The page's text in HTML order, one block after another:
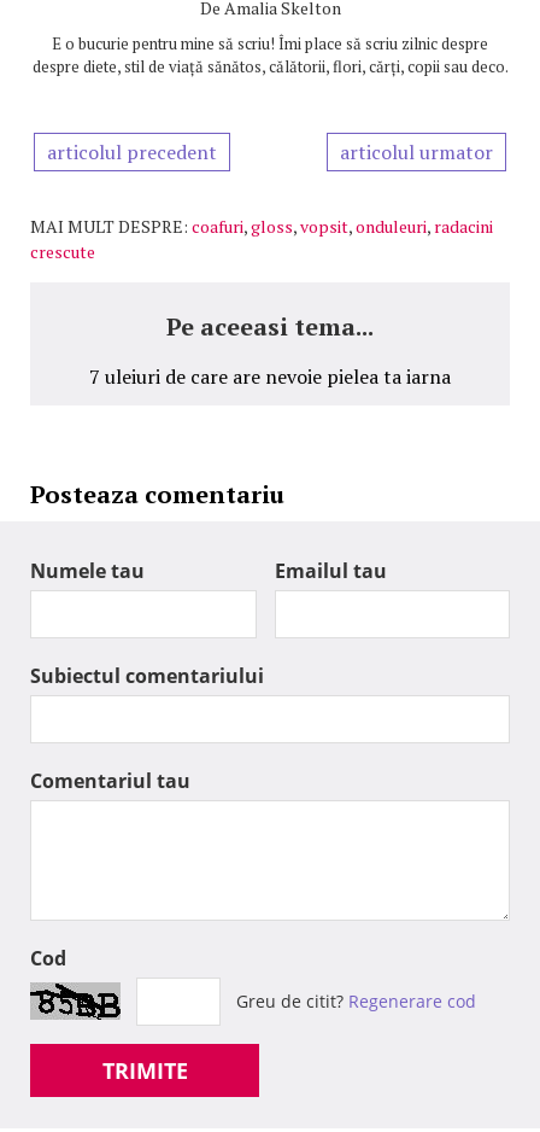
De Amalia Skelton
E o bucurie pentru mine să scriu! Îmi place să scriu zilnic despre
despre diete, stil de viață sănătos, călătorii, flori, cărți, copii sau deco.
articolul precedent articolul urmator
MAI MULT DESPRE: coafuri,gloss,vopsit,onduleuri, radacini
crescute
Pe aceeasi tema...
7 uleiuri de care are nevoie pielea ta iarna
Posteaza comentariu
Numele tau Emailul tau
Subiectul comentariului
Comentariul tau
Cod
Greu de citit? Regenerare cod
TRIMITE